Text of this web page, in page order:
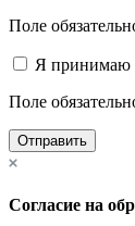
Поле
Я принимаю
Поле
Отправить
Согласие на